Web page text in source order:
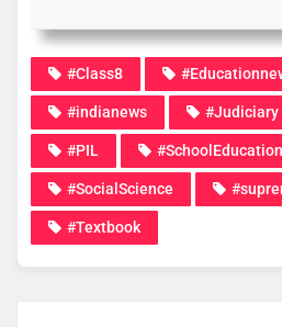
#Class8
#indianews #Judiciary
#PIL #SchoolEducation
#SocialScience
#Textbook